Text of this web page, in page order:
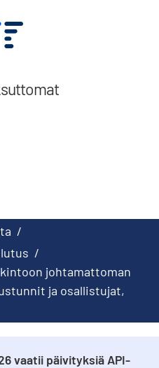
/
/
johtamattoman
ja osallistujat,
vaatii päivityksiä API-